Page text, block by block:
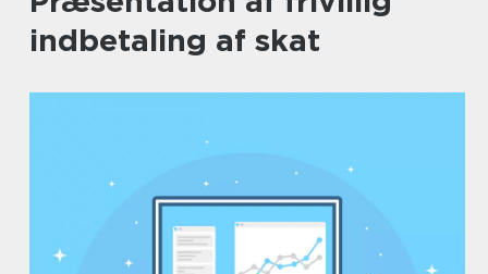
indbetaling af skat